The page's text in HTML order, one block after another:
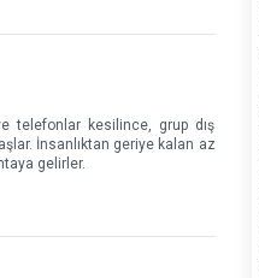
telefonlar kesilince, grup dış
İnsanlıktan geriye kalan az
gelirler.